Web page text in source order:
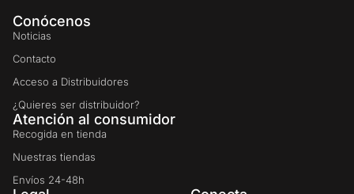
Conócenos
Noticias
Contacto
Acceso a Distribuidores
¿Quieres ser distribuidor?
Atención al consumidor
Recogida en tienda
Nuestras tiendas
Envíos 24-48h